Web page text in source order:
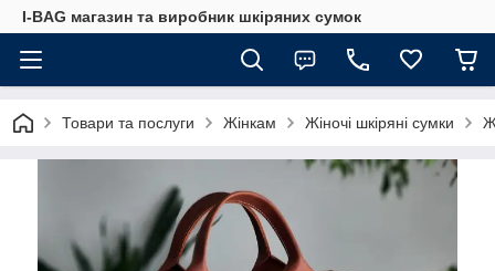
I-BAG магазин та виробник шкіряних сумок
Товари та послуги Жінкам Жіночі шкіряні сумки